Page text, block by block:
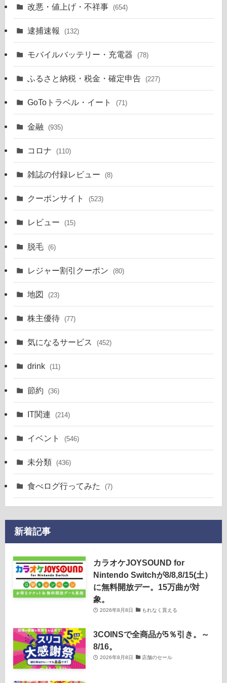
改悪・値上げ・不祥事 (654)
逮捕速報 (132)
モバイルバッテリー・充電器 (78)
ふるさと納税・税金・確定申告 (227)
GoToトラベル・イート (71)
金融 (935)
コロナ (110)
雑誌の付録レビュー (8)
クーポンサイト (523)
レビュー (15)
脱毛 (6)
レジャー割引クーポン (80)
地図 (23)
株主優待 (77)
気になるサービス (452)
drink (11)
節約 (36)
IT関連 (214)
イベント (546)
未分類 (436)
食べログ行ってみた (7)
新着記事
カラオケJOYSOUND for
Nintendo Switchが8/8,8/15(土）
に無料開放デー。15万曲が対
象。
2026年8月8日 もれなく貰える
3COINSで全商品が5％引き。～
8/16。
2026年8月8日 店舗のセール